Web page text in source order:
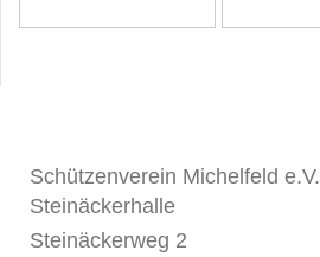
Schützenverein Michelfeld e.V.
Steinäckerhalle
Steinäckerweg 2